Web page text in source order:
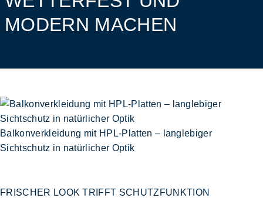
MODERN MACHEN
Balkonverkleidung mit HPL-Platten – langlebiger
Sichtschutz in natürlicher Optik
FRISCHER LOOK TRIFFT SCHUTZFUNKTION